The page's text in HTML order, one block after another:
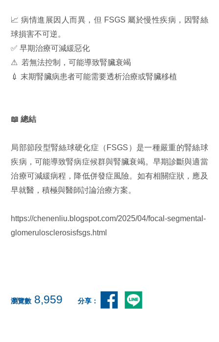
📈 病情進展因人而異，但 FSGS 屬於慢性疾病，因腎絲
球損害不可逆。
✅ 早期治療可減緩惡化
⚠ 若無法控制，可能導致腎臟衰竭
💉 末期腎臟病患者可能需要透析治療或腎臟移植
📖 總結
局部節段型腎絲球硬化症（FSGS）是一種嚴重的腎絲球
疾病，可能導致腎病症候群與腎臟衰竭。早期診斷與適當
治療可減緩病程，降低併發症風險。如有相關症狀，應及
早就醫，積極與醫師討論治療方案。
https://chenenliu.blogspot.com/2025/04/focal-segmental-
glomerulosclerosisfsgs.html
瀏覽數 8,959 分享：